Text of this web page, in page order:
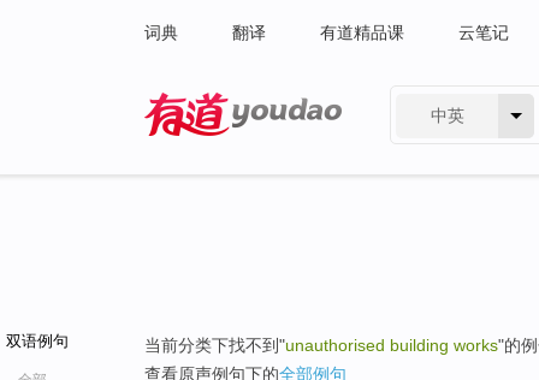
词典 翻译 有道精品课 云笔记
中英
双语例句 当前分类下找不到"unauthorised building works"的
查看原声例句下的全部例句